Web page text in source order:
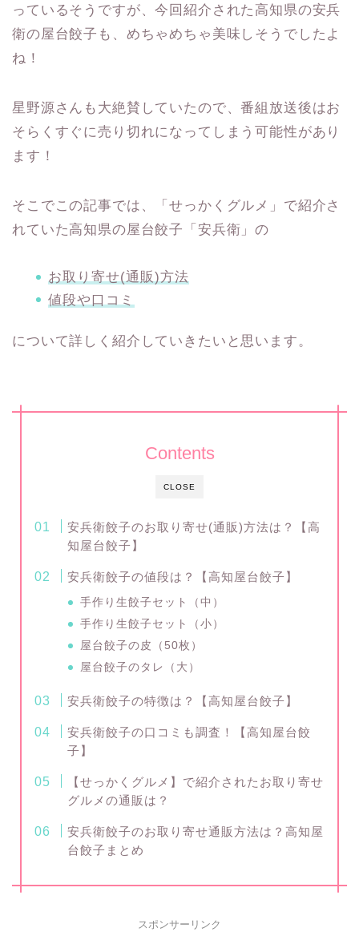
っているそうですが、今回紹介された高知県の安兵
衛の屋台餃子も、めちゃめちゃ美味しそうでしたよ
ね！
星野源さんも大絶賛していたので、番組放送後はお
そらくすぐに売り切れになってしまう可能性があり
ます！
そこでこの記事では、「せっかくグルメ」で紹介さ
れていた高知県の屋台餃子「安兵衛」の
お取り寄せ(通販)方法
値段や口コミ
について詳しく紹介していきたいと思います。
CLOSE
Contents
安兵衛餃子のお取り寄せ(通販)方法は？【高
知屋台餃子】
安兵衛餃子の値段は？【高知屋台餃子】
手作り生餃子セット（中）
手作り生餃子セット（小）
屋台餃子の皮（50枚）
屋台餃子のタレ（大）
安兵衛餃子の特徴は？【高知屋台餃子】
安兵衛餃子の口コミも調査！【高知屋台餃
子】
【せっかくグルメ】で紹介されたお取り寄せ
グルメの通販は？
安兵衛餃子のお取り寄せ通販方法は？高知屋
台餃子まとめ
スポンサーリンク